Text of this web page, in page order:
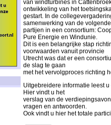
van windturbines in
ontwikkeling van het
gestart. In de
samenwerking van de volgende
partijen in een consortium:
Pure Energie en Windunie.
Dit is een belangrijke stap
voorwaarden vanuit provincie
Utrecht was dat er een
de slag te gaan
met het vervolgproces richting
Uitgebreidere informatie leest
Hier vindt u het
verslag van de
vragen en antwoorden.
Ook vindt u hier het totale